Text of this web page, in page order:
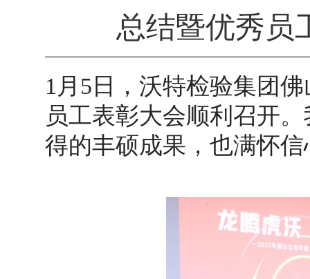
总结暨优秀员
1月5日，沃特检验集团
员工表彰大会顺利召开
得的丰硕成果，也满怀